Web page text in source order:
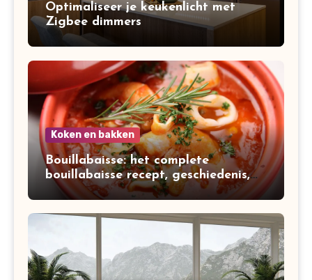
Optimaliseer je keukenlicht met
Zigbee dimmers
Koken en bakken
Bouillabaisse: het complete
bouillabaisse recept, geschiedenis,
variaties en bereiding